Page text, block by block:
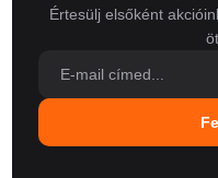
Értesülj elsőként